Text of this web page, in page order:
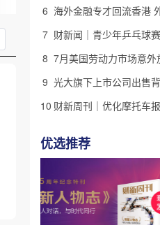
6
7
8
9
10 财新周刊｜优化摩托车
优选推荐